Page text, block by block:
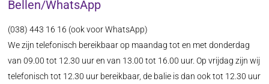
Bellen/WhatsApp
(038) 443 16 16 (ook voor WhatsApp)
We zijn telefonisch bereikbaar op maandag tot en met donderdag
van 09.00 tot 12.30 uur en van 13.00 tot 16.00 uur. Op vrijdag zijn wij
telefonisch tot 12.30 uur bereikbaar, de balie is dan ook tot 12.30 uur